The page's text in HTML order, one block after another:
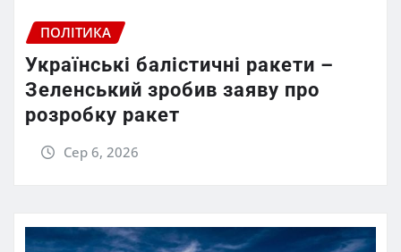
ПОЛІТИКА
Українські балістичні ракети –
Зеленський зробив заяву про
розробку ракет
Сер 6, 2026